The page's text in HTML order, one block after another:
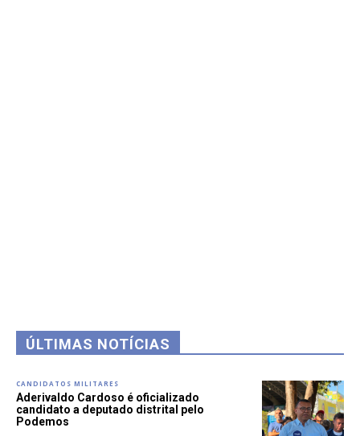
ÚLTIMAS NOTÍCIAS
CANDIDATOS MILITARES
Aderivaldo Cardoso é oficializado
candidato a deputado distrital pelo
Podemos